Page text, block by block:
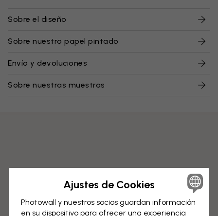
Sobre el diseño
Sobre nuestro papel pintado
Envío y devoluciones
Sobre nuestras muestras
Ajustes de Cookies
Photowall y nuestros socios guardan información
en su dispositivo para ofrecer una experiencia